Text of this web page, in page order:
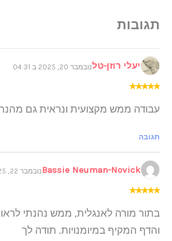
יעלי רוזן-טלנובמבר 20, 2025 ב 04:31
★
★
★
★
★
עבודה ממש מקצועית ונראית גם
תגובה
Bassie Neuman-Novickנובמבר 22, 2025 ב 18:23
★
★
★
★
★
בתור מורה לאנגלית, ממש נהנתי
והדף המקיף במיומנויות. תודה לך